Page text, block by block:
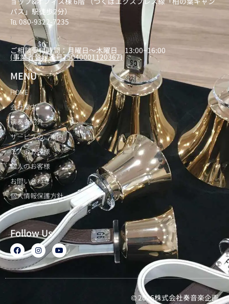
パス」駅徒歩2分）
℡ 080-9322-7235
）
ご相談受付時間：月曜日～木曜日 13:00~16:00
(事業者登録番号T5040001120367)
MENU
HOME
会社案内
演奏者紹介
サービスのご案内
法人のお客様
個人のお客様
お問い合わせ
個人情報保護方針
Follow Us
F
a
c
e
b
I
n
s
t
Y
o
u
© 2026株式会社奏音楽企画